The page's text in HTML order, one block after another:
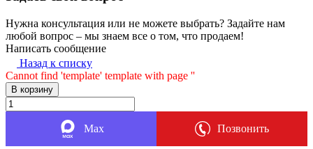
Нужна консультация или не можете выбрать? Задайте нам
любой вопрос – мы знаем все о том, что продаем!
Написать сообщение
Назад к списку
Cannot find 'template' template with page ''
В корзину
Max Позвонить